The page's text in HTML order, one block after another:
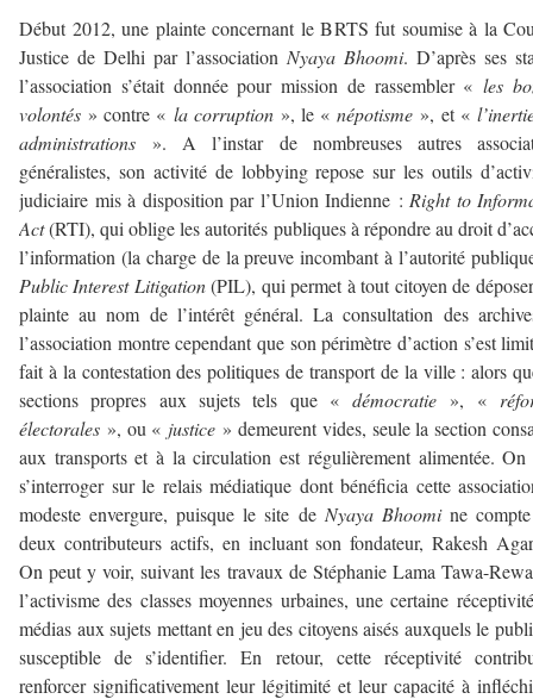
Début 2012, une plainte concernant le BRTS fut soumise à la
Justice de Delhi par l’association Nyaya Bhoomi. D’après ses
l’association s’était donnée pour mission de rassembler «les
volontés » contre « la corruption», le «népotisme », et «
administrations ». A l’instar de nombreuses autres
généralistes, son activité de lobbying repose sur les outils
judiciaire mis à disposition par l’Union Indienne : Right to
Act(RTI), qui oblige les autorités publiques à répondre au droit
l’information (la charge de la preuve incombant à l’autorité
Public Interest Litigation(PIL), qui permet à tout citoyen de
plainte au nom de l’intérêt général. La consultation des
l’association montre cependant que son périmètre d’action s’est
fait à la contestation des politiques de transport de la ville : alors
sections propres aux sujets tels que «démocratie », «
électorales », ou « justice » demeurent vides, seule la section
aux transports et à la circulation est régulièrement alimentée. On
s’interroger sur le relais médiatique dont bénéficia cette
modeste envergure, puisque le site de Nyaya Bhoomine
deux contributeurs actifs, en incluant son fondateur, Rakesh
On peut y voir, suivant les travaux de Stéphanie Lama Tawa-
l’activisme des classes moyennes urbaines, une certaine
médias aux sujets mettant en jeu des citoyens aisés auxquels le
susceptible de s’identifier. En retour, cette réceptivité
renforcer significativement leur légitimité et leur capacité à